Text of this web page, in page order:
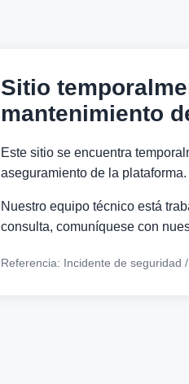
Sitio
mantenimiento
Este sitio se encuentra
aseguramiento de la plataforma.
Nuestro equipo técnico está
consulta, comuníquese con
Referencia: Incidente de seguridad